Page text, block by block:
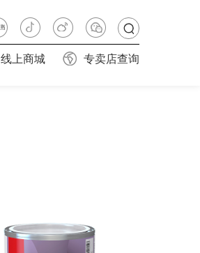
线上商城 专卖店查询